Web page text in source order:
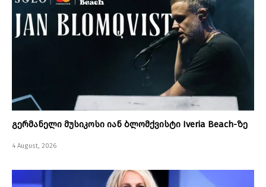
გერმანელი მუსიკოსი იან ბლომქვისტი Iveria Beach-ზე
4 August, 2026